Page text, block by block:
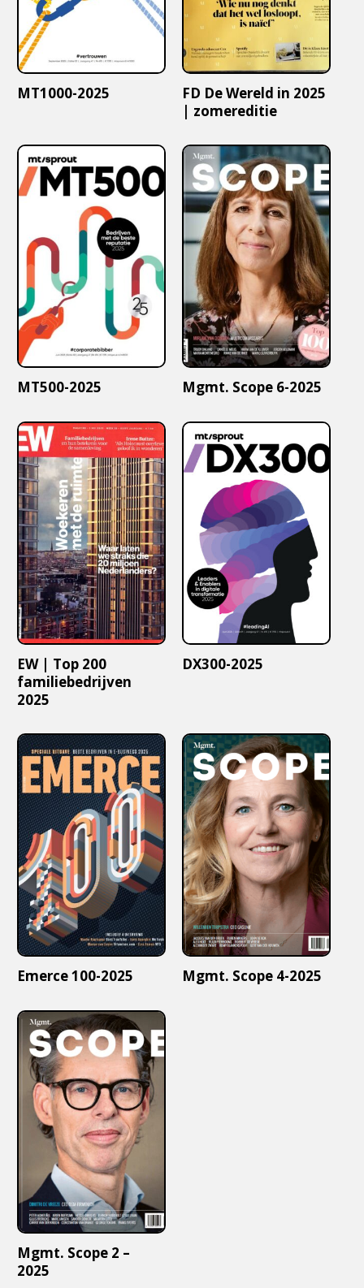
MT1000-2025
FD De Wereld in 2025
| zomereditie
MT500-2025 Mgmt. Scope 6-2025
EW | Top 200
familiebedrijven
2025
DX300-2025
Emerce 100-2025 Mgmt. Scope 4-2025
Mgmt. Scope 2 –
2025